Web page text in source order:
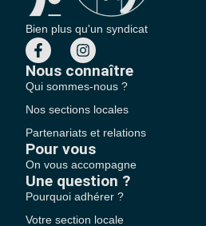
Bien plus qu'un syndicat
Nous connaître
Qui sommes-nous ?
Nos sections locales
Partenariats et relations
Pour vous
On vous accompagne
Une question ?
Pourquoi adhérer ?
Votre section locale